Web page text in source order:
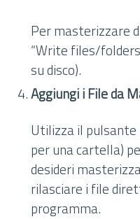
Per masterizzare
“Write files/
su disco).
Aggiungi i File da
Utilizza il pulsante
per una cartella)
desideri
rilasciare i file
programma.